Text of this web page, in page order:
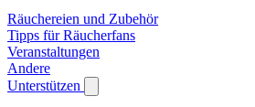
Räuchereien und Zubehör
Tipps für Räucherfans
Veranstaltungen
Andere
Unterstützen
Show submenu for Unterstützen